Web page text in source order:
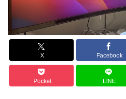
X Facebook
Pocket LINE